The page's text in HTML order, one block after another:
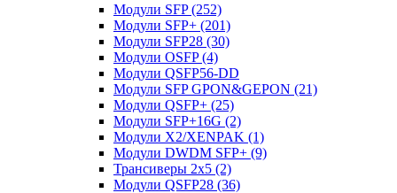
Модули SFP(252)
Модули SFP+ (201)
Модули SFP28 (30)
Модули OSFP(4)
Модули QSFP56-DD
Модули SFP GPON&GEPON (21)
Модули QSFP+ (25)
Модули SFP+16G (2)
Модули X2/XENPAK (1)
Модули DWDM SFP+ (9)
Трансиверы 2x5 (2)
Модули QSFP28 (36)